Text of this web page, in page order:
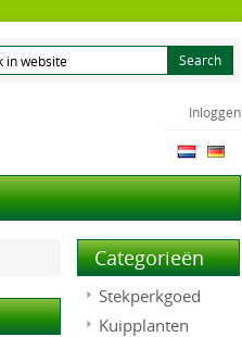
Inloggen
Categorieën
Stekperkgoed
Kuipplanten